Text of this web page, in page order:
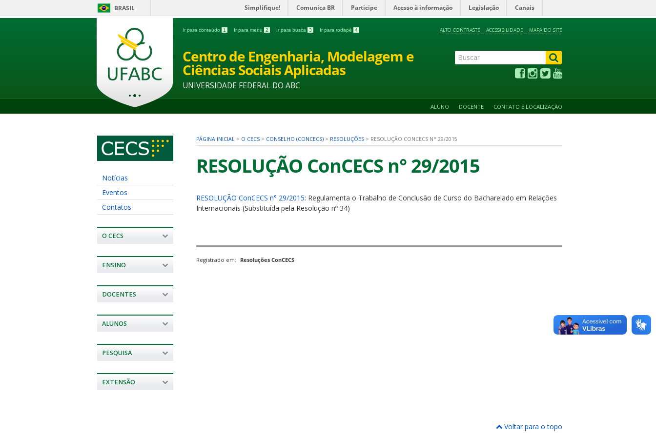
BRASIL Simplifique! Comunica BR Participe Acesso à informação Legislação Canais
Ir para conteúdo 1 Ir para menu 2 Ir para busca 3 Ir para rodapé 4 ALTO CONTRASTE ACESSIBILIDADE MAPA DO SITE
Centro de Engenharia, Modelagem e
Ciências Sociais Aplicadas
UNIVERSIDADE FEDERAL DO ABC
ALUNO DOCENTE CONTATO E LOCALIZAÇÃO
Notícias
Eventos
Contatos
O CECS
ENSINO
DOCENTES
ALUNOS
PESQUISA
EXTENSÃO
PÁGINA INICIAL > O CECS > CONSELHO (CONCECS) > RESOLUÇÕES > RESOLUÇÃO CONCECS N° 29/2015
RESOLUÇÃO ConCECS n° 29/2015
RESOLUÇÃO ConCECS n° 29/2015: Regulamenta o Trabalho de Conclusão de Curso do Bacharelado em Relações
Internacionais (Substituída pela Resolução nº 34)
Registrado em: Resoluções ConCECS
Voltar para o topo